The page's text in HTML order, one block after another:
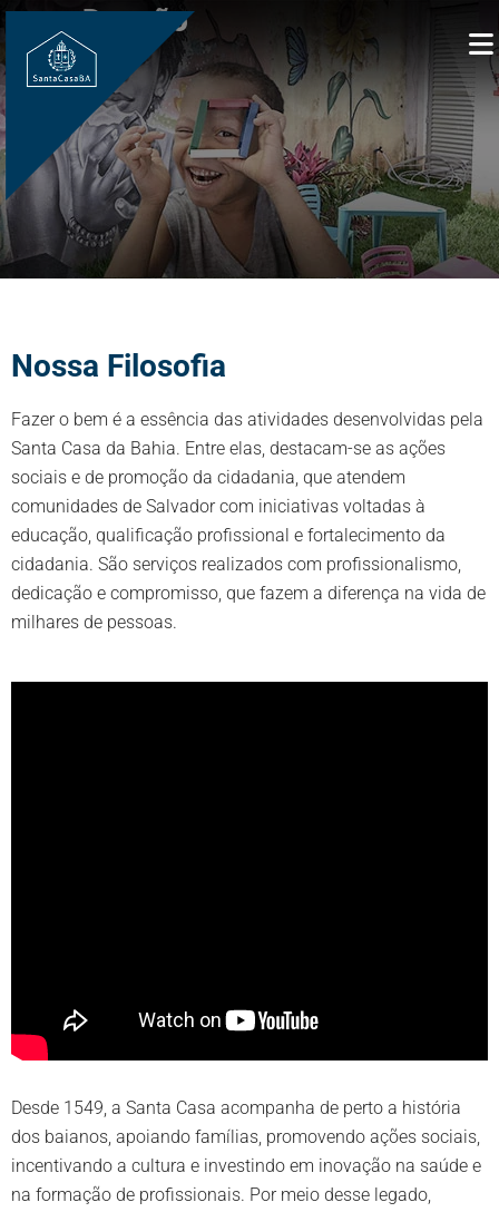
Doação
Nossa Filosofia
Fazer o bem é a essência das atividades desenvolvidas pela
Santa Casa da Bahia. Entre elas, destacam-se as ações
sociais e de promoção da cidadania, que atendem
comunidades de Salvador com iniciativas voltadas à
educação, qualificação profissional e fortalecimento da
cidadania. São serviços realizados com profissionalismo,
dedicação e compromisso, que fazem a diferença na vida de
milhares de pessoas.
Desde 1549, a Santa Casa acompanha de perto a história
dos baianos, apoiando famílias, promovendo ações sociais,
incentivando a cultura e investindo em inovação na saúde e
na formação de profissionais. Por meio desse legado,